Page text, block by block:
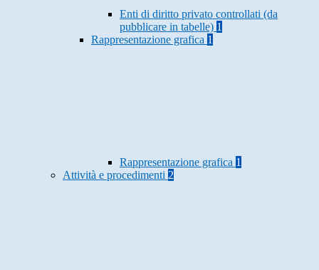
Enti di diritto privato controllati (da
pubblicare in tabelle) 1
Rappresentazione grafica 1
Rappresentazione grafica 1
Attività e procedimenti 2